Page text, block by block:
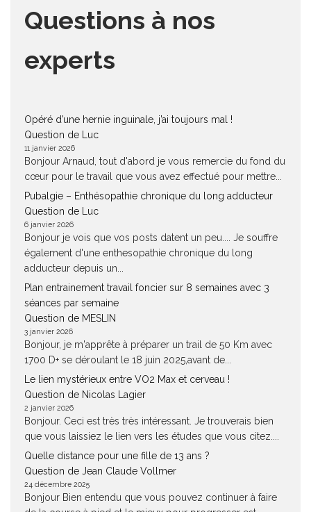
Questions à nos
experts
Opéré d’une hernie inguinale, j’ai toujours mal !
Question de Luc
11 janvier 2026
Bonjour Arnaud, tout d'abord je vous remercie du fond du
cœur pour le travail que vous avez effectué pour mettre...
Pubalgie – Enthésopathie chronique du long adducteur
Question de Luc
6 janvier 2026
Bonjour je vois que vos posts datent un peu.... Je souffre
également d'une enthesopathie chronique du long
adducteur depuis un...
Plan entrainement travail foncier sur 8 semaines avec 3
séances par semaine
Question de MESLIN
3 janvier 2026
Bonjour, je m'apprête à préparer un trail de 50 Km avec
1700 D+ se déroulant le 18 juin 2025,avant de...
Le lien mystérieux entre VO2 Max et cerveau !
Question de Nicolas Lagier
2 janvier 2026
Bonjour. Ceci est très très intéressant. Je trouverais bien
que vous laissiez le lien vers les études que vous citez....
Quelle distance pour une fille de 13 ans ?
Question de Jean Claude Vollmer
24 décembre 2025
Bonjour Bien entendu que vous pouvez continuer à faire